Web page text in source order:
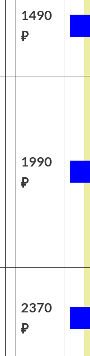
1490
₽
1990
₽
2370
₽